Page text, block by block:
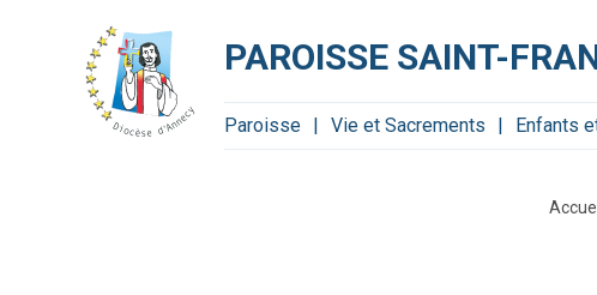
PAROISSE SAINT-
Paroisse Vie et Sacrements Enfants